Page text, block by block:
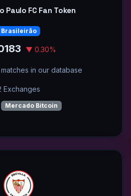
Paulo FC Fan Token
Brasileirão
▼ 0.30%
in our database
Exchanges
Mercado Bitcoin